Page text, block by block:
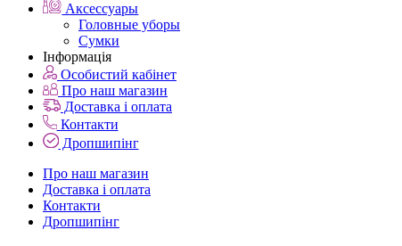
Аксессуары
Головные уборы
Сумки
Інформація
Особистий кабінет
Про наш магазин
Доставка і оплата
Контакти
Дропшипінг
Про наш магазин
Доставка і оплата
Контакти
Дропшипінг